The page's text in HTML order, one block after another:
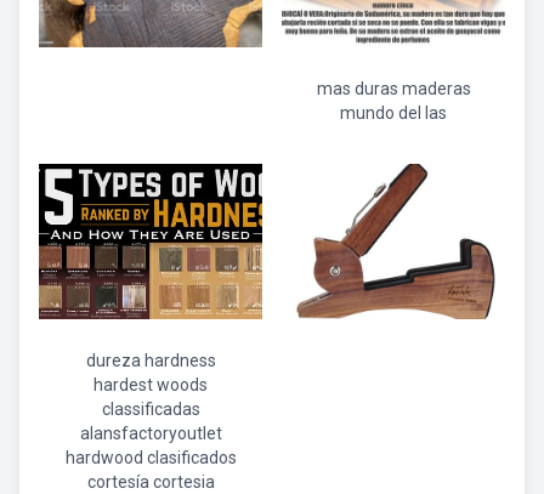
mas duras maderas
mundo del las
dureza hardness
hardest woods
classificadas
alansfactoryoutlet
hardwood clasificados
cortesía cortesia